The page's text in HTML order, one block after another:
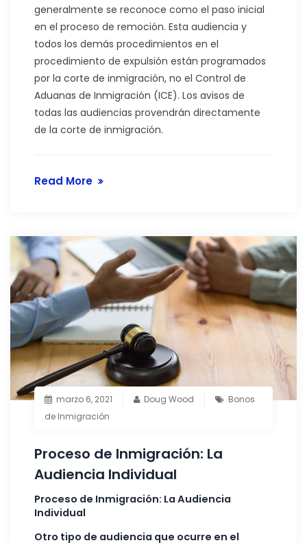
generalmente se reconoce como el paso inicial
en el proceso de remoción. Esta audiencia y
todos los demás procedimientos en el
procedimiento de expulsión están programados
por la corte de inmigración, no el Control de
Aduanas de Inmigración (ICE). Los avisos de
todas las audiencias provendrán directamente
de la corte de inmigración.
Read More
marzo 6, 2021 Doug Wood
Bonos
de Inmigración
Proceso de Inmigración: La
Audiencia Individual
Proceso de Inmigración: La Audiencia
Individual
Otro tipo de audiencia que ocurre en el